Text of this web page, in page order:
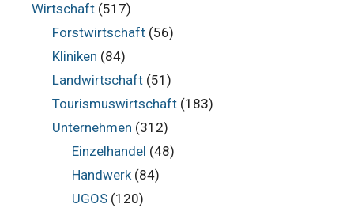
Wirtschaft (517)
Forstwirtschaft(56)
Kliniken (84)
Landwirtschaft(51)
Tourismuswirtschaft(183)
Unternehmen (312)
Einzelhandel (48)
Handwerk(84)
UGOS (120)